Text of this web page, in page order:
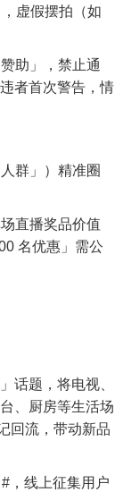
虚假摆拍（如
助」，禁止通
者首次警告，情
群」）精准圈
直播奖品价值
名优惠」需公
话题，将电视、
、厨房等生活场
回流，带动新品
，线上征集用户